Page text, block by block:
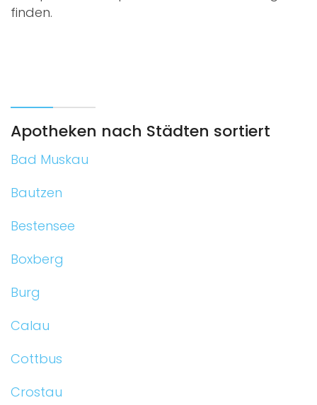
finden.
Apotheken nach Städten sortiert
Bad Muskau
Bautzen
Bestensee
Boxberg
Burg
Calau
Cottbus
Crostau